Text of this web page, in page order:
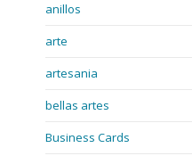
anillos
arte
artesania
bellas artes
Business Cards